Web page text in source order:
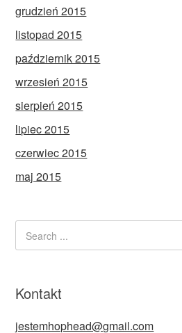
grudzień 2015
listopad 2015
październik 2015
wrzesień 2015
sierpień 2015
lipiec 2015
czerwiec 2015
maj 2015
Kontakt
jestemhophead@gmail.com